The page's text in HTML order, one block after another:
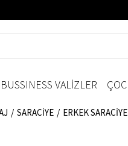
VALİZLER
SARACİYE ERKEK SARACİYE